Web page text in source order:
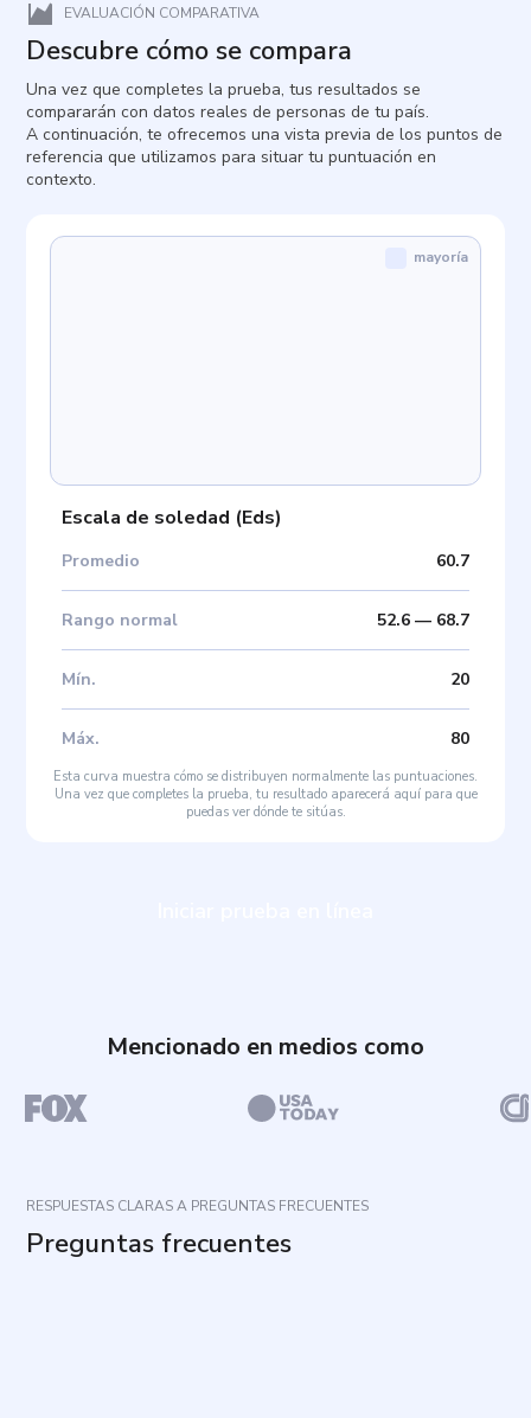
EVALUACIÓN COMPARATIVA
Descubre cómo se compara
Una vez que completes la prueba, tus resultados se
compararán con datos reales de personas de tu país.
A continuación, te ofrecemos una vista previa de los puntos de
referencia que utilizamos para situar tu puntuación en
contexto.
Escala de soledad (Eds)
Promedio 60.7
Rango normal 52.6— 68.7
Mín. 20
Máx. 80
mayoría
Esta curva muestra cómo se distribuyen normalmente las puntuaciones.
Una vez que completes la prueba, tu resultado aparecerá aquí para que
puedas ver dónde te sitúas.
Mencionado en medios como
RESPUESTAS CLARAS A PREGUNTAS FRECUENTES
Preguntas frecuentes